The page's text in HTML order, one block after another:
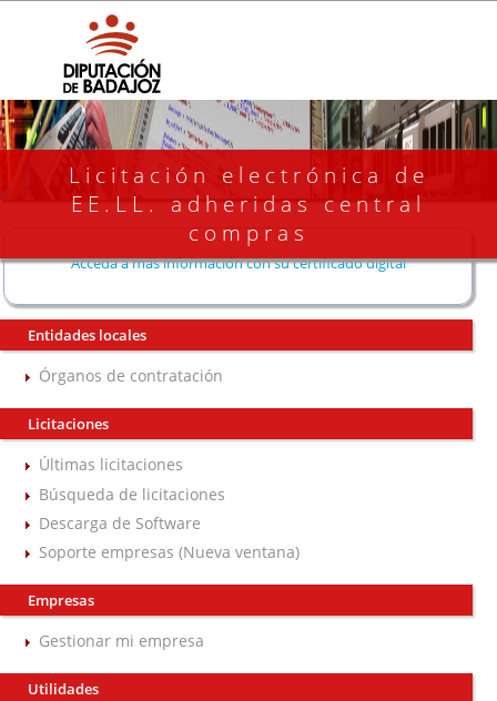
Licitación electrónica de
EE.LL. adheridas central
compras
Acceda a más información con su certificado digital
Entidades locales
Órganos de contratación
Licitaciones
Últimas licitaciones
Búsqueda de licitaciones
Descarga de Software
Soporte empresas (Nueva ventana)
Empresas
Gestionar mi empresa
Utilidades